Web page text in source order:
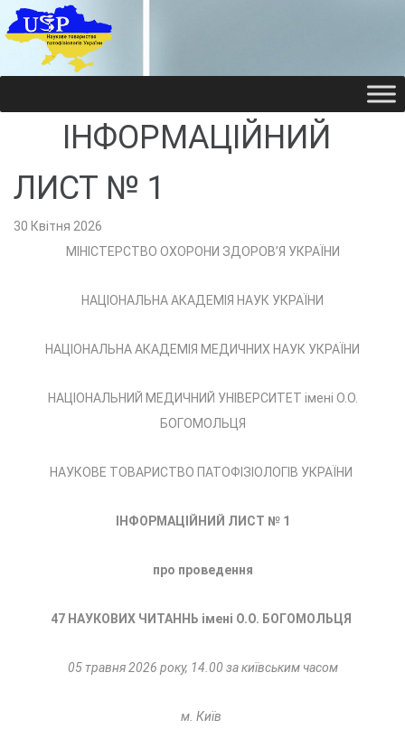
НАУКОВЕ
НАУКОВЕ
ІНФОРМАЦІЙНИЙ
ЛИСТ № 1
30 Квітня 2026
МІНІСТЕРСТВО ОХОРОНИ ЗДОРОВ’Я УКРАЇНИ
НАЦІОНАЛЬНА АКАДЕМІЯ НАУК УКРАЇНИ
НАЦІОНАЛЬНА АКАДЕМІЯ МЕДИЧНИХ НАУК УКРАЇНИ
НАЦІОНАЛЬНИЙ МЕДИЧНИЙ УНІВЕРСИТЕТ імені О.О.
БОГОМОЛЬЦЯ
НАУКОВЕ ТОВАРИСТВО ПАТОФІЗІОЛОГІВ УКРАЇНИ
ІНФОРМАЦІЙНИЙ ЛИСТ № 1
про проведення
47 НАУКОВИХ ЧИТАННЬ імені О.О. БОГОМОЛЬЦЯ
05 травня2026 року, 14.00 за київським часом
м. Київ